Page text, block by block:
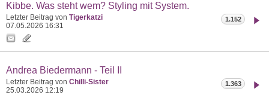
Kibbe. Was steht wem? Styling mit System.
Letzter Beitrag von Tigerkatzi
07.05.2026 16:31
1.152
Andrea Biedermann - Teil II
Letzter Beitrag von Chilli-Sister
25.03.2026 12:19
1.363